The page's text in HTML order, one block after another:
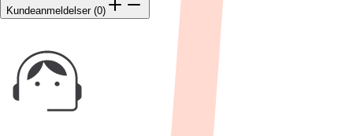
Kundeanmeldelser (0)